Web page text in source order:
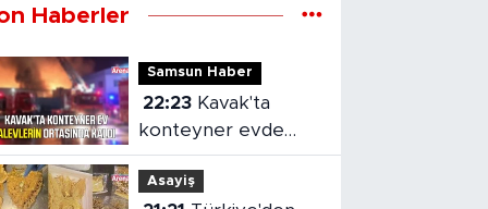
Haberler
Samsun Haber
22:23
konteyner evde
yangın çıktı
Asayiş